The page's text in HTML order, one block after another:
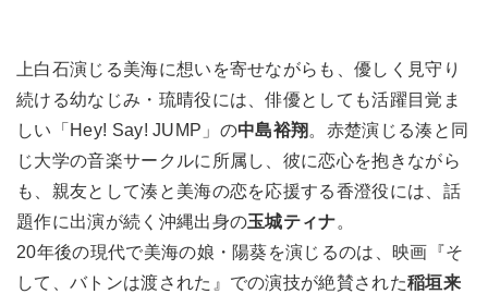
上白石演じる美海に想いを寄せながらも、優しく見守り
続ける幼なじみ・琉晴役には、俳優としても活躍目覚ま
しい「Hey! Say! JUMP」の中島裕翔 。赤楚演じる湊と同
じ大学の音楽サークルに所属し、彼に恋心を抱きながら
も、親友として湊と美海の恋を応援する香澄役には、話
題作に出演が続く沖縄出身の玉城ティナ。
20年後の現代で美海の娘・陽葵を演じるのは、映画『そ
して、バトンは渡された』での演技が絶賛された稲垣来